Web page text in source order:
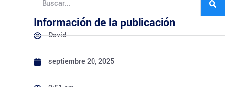
Información de la publicación
David
septiembre 20, 2025